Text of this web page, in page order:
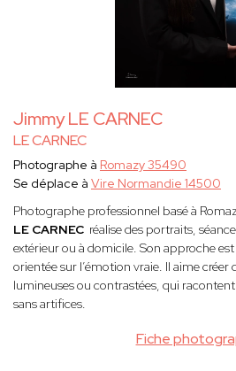
Jimmy LE CARNEC
LE CARNEC
Fiche
Photographe à Romazy 35490
Se déplace à Vire Normandie 14500
Photographe professionnel basé à
LE CARNEC réalise des portraits,
extérieur ou à domicile. Son approche
orientée sur l’émotion vraie. Il aime créer
lumineuses ou contrastées, qui
sans artifices.